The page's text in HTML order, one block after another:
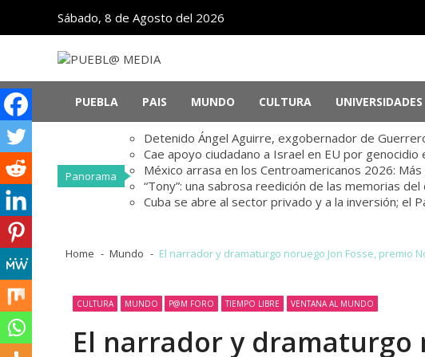
navigation
content
Sábado, 8 de Agosto del 2026
PUEBL@ MEDIA
Noticias de Puebla, México y el mundo
PUEBLA PAIS MUNDO CULTURA UNIVERSIDADES
Panorama
Detenido Ángel Aguirre, exgobernador de
Cae apoyo ciudadano a Israel en EU por genocidio
México arrasa en los Centroamericanos 2026:
“Tony”: una sabrosa reedición de las memorias
Cuba se abre al sector privado y a la inversión; el
Home Mundo El narrador y dramaturgo noruego Jon Fosse, premio
CULTURA MUNDO P@M FORO TIEMPO LIBRE VENTANA AL MUNDO
El narrador y dramaturgo